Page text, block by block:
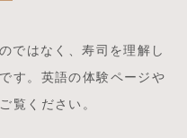
ではなく、寿司を理解し
す。英語の体験ページや
覧ください。